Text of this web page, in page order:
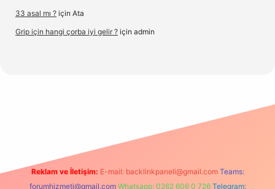
33 asal mı ? için Ata
Grip için hangi çorba iyi gelir ? için admin
Reklam ve İletişim: E-mail: backlinkpaneli@gmail.com Teams:
forumhizmeti@gmail.com Whatsapp: 0262 606 0 726 Telegram: